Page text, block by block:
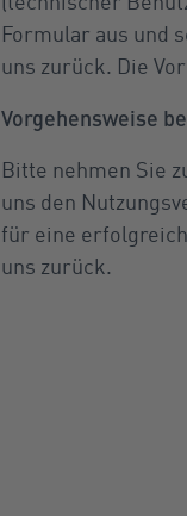
Formular aus und
uns zurück. Die
Vorgehensweise
Bitte nehmen Sie
uns den
für eine
uns zurück.